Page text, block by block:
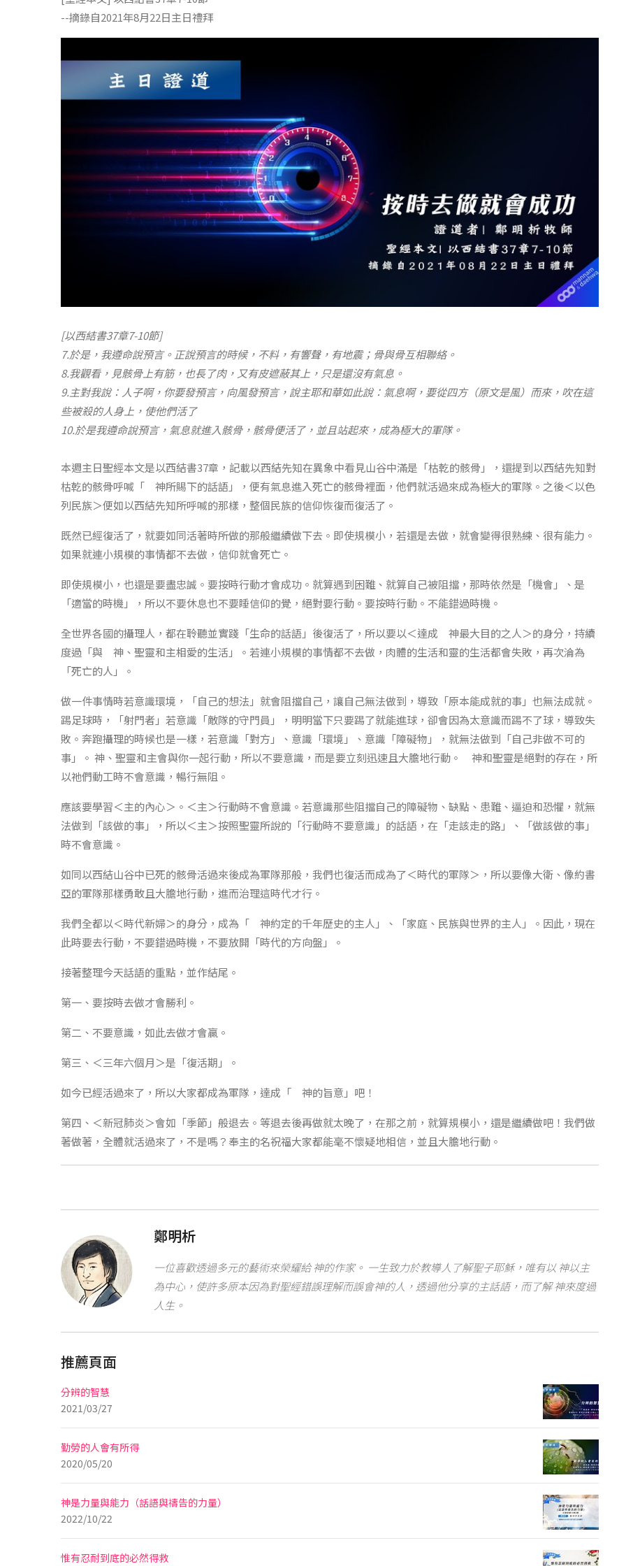
--摘錄自2021年8月22日主日禮拜
[以西結書37章7-10節]
7.於是，我遵命說預言。正說預言的時候，不料，有響聲，有地震；骨與骨互相聯絡。
8.我觀看，見骸骨上有筋，也長了肉，又有皮遮蔽其上，只是還沒有氣息。
9.主對我說：人子啊，你要發預言，向風發預言，說主耶和華如此說：氣息啊，要從四方（原文是風）而來，吹在這
些被殺的人身上，使他們活了
10.於是我遵命說預言，氣息就進入骸骨，骸骨便活了，並且站起來，成為極大的軍隊。
本週主日聖經本文是以西結書37章，記載以西結先知在異象中看見山谷中滿是「枯乾的骸骨」，還提到以西結先知對
枯乾的骸骨呼喊「 神所賜下的話語」，便有氣息進入死亡的骸骨裡面，他們就活過來成為極大的軍隊。之後＜以色
列民族＞便如以西結先知所呼喊的那樣，整個民族的信仰恢復而復活了。
既然已經復活了，就要如同活著時所做的那般繼續做下去。即使規模小，若還是去做，就會變得很熟練、很有能力。
如果就連小規模的事情都不去做，信仰就會死亡。
即使規模小，也還是要盡忠誠。要按時行動才會成功。就算遇到困難、就算自己被阻擋，那時依然是「機會」、是
「適當的時機」，所以不要休息也不要睡信仰的覺，絕對要行動。要按時行動。不能錯過時機。
全世界各國的攝理人，都在聆聽並實踐「生命的話語」後復活了，所以要以＜達成 神最大目的之人＞的身分，持續
度過「與 神、聖靈和主相愛的生活」。若連小規模的事情都不去做，肉體的生活和靈的生活都會失敗，再次淪為
「死亡的人」。
做一件事情時若意識環境，「自己的想法」就會阻擋自己，讓自己無法做到，導致「原本能成就的事」也無法成就。
踢足球時，「射門者」若意識「敵隊的守門員」，明明當下只要踢了就能進球，卻會因為太意識而踢不了球，導致失
敗。奔跑攝理的時候也是一樣，若意識「對方」、意識「環境」、意識「障礙物」，就無法做到「自己非做不可的
事」。 神、聖靈和主會與你一起行動，所以不要意識，而是要立刻迅速且大膽地行動。 神和聖靈是絕對的存在，所
以祂們動工時不會意識，暢行無阻。
應該要學習＜主的內心＞。＜主＞行動時不會意識。若意識那些阻擋自己的障礙物、缺點、患難、逼迫和恐懼，就無
法做到「該做的事」，所以＜主＞按照聖靈所說的「行動時不要意識」的話語，在「走該走的路」、「做該做的事」
時不會意識。
如同以西結山谷中已死的骸骨活過來後成為軍隊那般，我們也復活而成為了＜時代的軍隊＞，所以要像大衛、像約書
亞的軍隊那樣勇敢且大膽地行動，進而治理這時代才行。
我們全都以＜時代新婦＞的身分，成為「 神約定的千年歷史的主人」、「家庭、民族與世界的主人」。因此，現在
此時要去行動，不要錯過時機，不要放開「時代的方向盤」。
接著整理今天話語的重點，並作結尾。
第一、要按時去做才會勝利。
第二、不要意識，如此去做才會贏。
第三、＜三年六個月＞是「復活期」。
如今已經活過來了，所以大家都成為軍隊，達成「 神的旨意」吧！
第四、＜新冠肺炎＞會如「季節」般退去。等退去後再做就太晚了，在那之前，就算規模小，還是繼續做吧！我們做
著做著，全體就活過來了，不是嗎？奉主的名祝福大家都能毫不懷疑地相信，並且大膽地行動。
鄭明析
一位喜歡透過多元的藝術來榮耀給 神的作家。 一生致力於教導人了解聖子耶穌，唯有以 神以主
為中心，使許多原本因為對聖經錯誤理解而誤會神的人，透過他分享的主話語，而了解 神來度過
人生。
推薦頁面
分辨的智慧
2021/03/27
勤勞的人會有所得
2020/05/20
神是力量與能力（話語與禱告的力量）
2022/10/22
惟有忍耐到底的必然得救